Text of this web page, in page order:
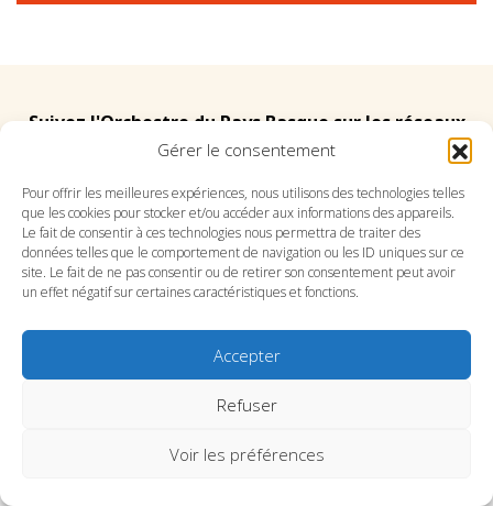
Gérer le consentement
Pour offrir les meilleures expériences, nous utilisons des technologies telles
que les cookies pour stocker et/ou accéder aux informations des appareils.
Le fait de consentir à ces technologies nous permettra de traiter des
données telles que le comportement de navigation ou les ID uniques sur ce
site. Le fait de ne pas consentir ou de retirer son consentement peut avoir
un effet négatif sur certaines caractéristiques et fonctions.
Accepter
Refuser
Voir les préférences
Suivez l'Orchestre du Pays Basque sur les réseaux
Suivez le conservatoire du Pays Basque sur les
réseaux
SITE DU CONSERVATOIRE